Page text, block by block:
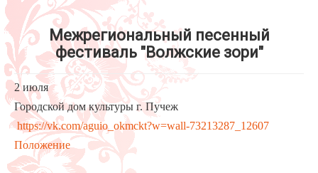
Межрегиональный песенный
фестиваль "Волжские зори"
2 июля
Городской дом культуры г. Пучеж
https://vk.com/aguio_okmckt?w=wall-73213287_12607
Положение